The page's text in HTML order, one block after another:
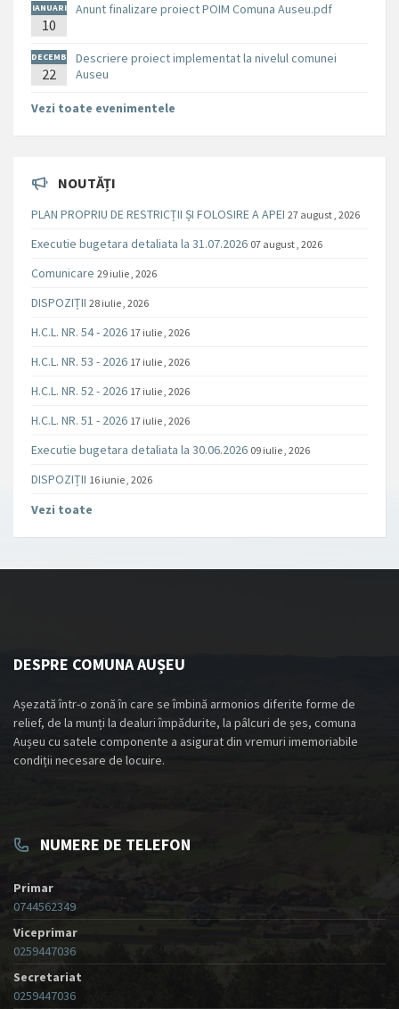
IANUARI
E
10
Anunt finalizare proiect POIM Comuna Auseu.pdf
DECEMB
RIE
22
Descriere proiect implementat la nivelul comunei
Auseu
Vezi toate evenimentele
NOUTĂȚI
PLAN PROPRIU DE RESTRICȚII ȘI FOLOSIRE A APEI 27 august , 2026
Executie bugetara detaliata la 31.07.2026 07 august , 2026
Comunicare 29 iulie , 2026
DISPOZIȚII 28 iulie , 2026
H.C.L. NR. 54 - 2026 17 iulie , 2026
H.C.L. NR. 53 - 2026 17 iulie , 2026
H.C.L. NR. 52 - 2026 17 iulie , 2026
H.C.L. NR. 51 - 2026 17 iulie , 2026
Executie bugetara detaliata la 30.06.2026 09 iulie , 2026
DISPOZIȚII 16 iunie , 2026
Vezi toate
DESPRE COMUNA AUȘEU
Așezată într-o zonă în care se îmbină armonios diferite forme de
relief, de la munți la dealuri împădurite, la pâlcuri de șes, comuna
Aușeu cu satele componente a asigurat din vremuri imemoriabile
condiții necesare de locuire.
NUMERE DE TELEFON
Primar
0744562349
Viceprimar
0259447036
Secretariat
0259447036